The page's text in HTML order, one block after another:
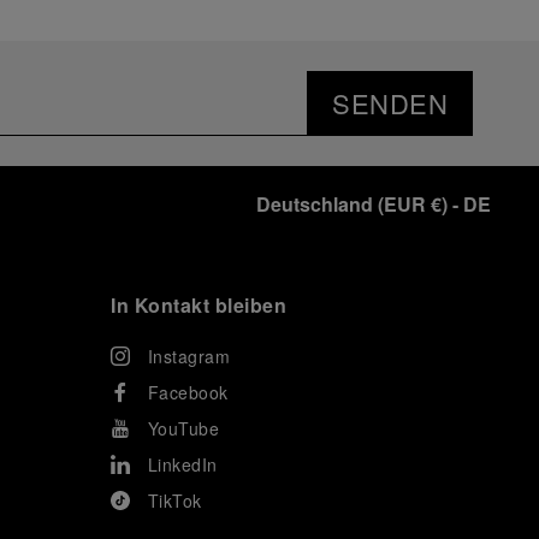
SENDEN
Deutschland (EUR €)- DE
In Kontakt bleiben
Instagram
Facebook
YouTube
LinkedIn
TikTok